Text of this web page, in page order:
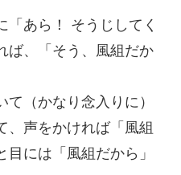
「あら！ そうじしてく
ば、「そう、風組だか
（かなり念入りに）
、声をかければ「風組
には「風組だから」